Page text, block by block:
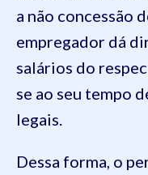
a não concessão
empregador dá
salários do
se ao seu tempo
legais.
Dessa forma, o